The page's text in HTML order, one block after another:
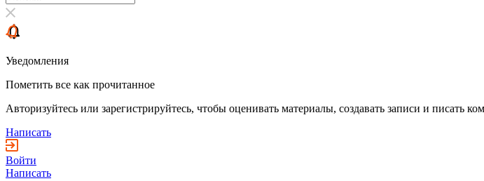
Уведомления
Пометить все как прочитанное
Авторизуйтесь или зарегистрируйтесь, чтобы оценивать материалы, создавать записи и писать
Написать
Войти
Написать